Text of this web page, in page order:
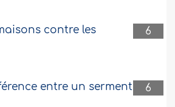
6
contre les
6
entre un serment